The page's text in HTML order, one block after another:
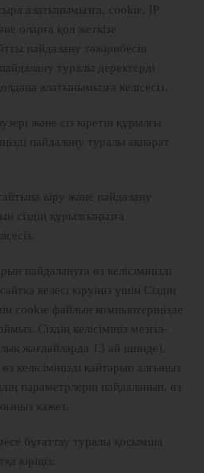
алатынымызға, cookie, IP
оларға қол жеткізе
пайдалану тәжірибесін
туралы деректерді
алатынымызға келісесіз.
және сіз кіретін құрылғы
пайдалану туралы ақпарат
кіру және пайдалану
сіздің құрылғыңызға
пайдалануға өз келісіміңізді
келесі кіруіңіз үшін Сіздің
cookie файлын компьютеріңізде
Сіздің келісіміңіз мезгіл-
жағдайларда 13 ай ішінде).
келісіміңізді қайтарып алғыңыз
параметрлерін пайдаланып, өз
қажет.
бұғаттау туралы қосымша
кіріңіз: